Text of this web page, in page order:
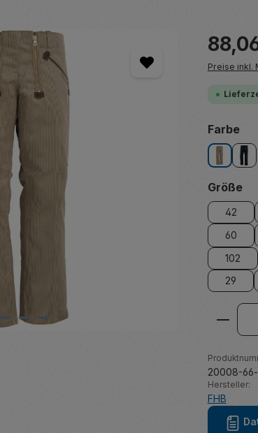
Regulärer
Preise inkl.
Farbe
beige
Größe
42
60
102
29
20008-
Hersteller:
FHB